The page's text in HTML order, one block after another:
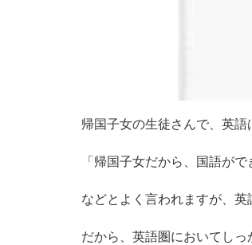
帰国子女の生徒さんで、英語
「帰国子女だから、国語がで
などとよく言われますが、
だから、英語圏においてし